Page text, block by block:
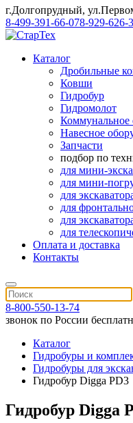
г.Долгопрудный,
8-499-391-66-078-929-626-
Каталог
Дробильные
Ковши
Гидробур
Гидромолот
Коммунальное
Навесное
Запчасти
подбор по
для мини-
для мини-
для
для
для
для
Оплата и доставка
Контакты
8-800-550-13-74
звонок по России
Каталог
Гидробуры и
Гидробуры для
Гидробур Digga PD3
Гидробур Digga